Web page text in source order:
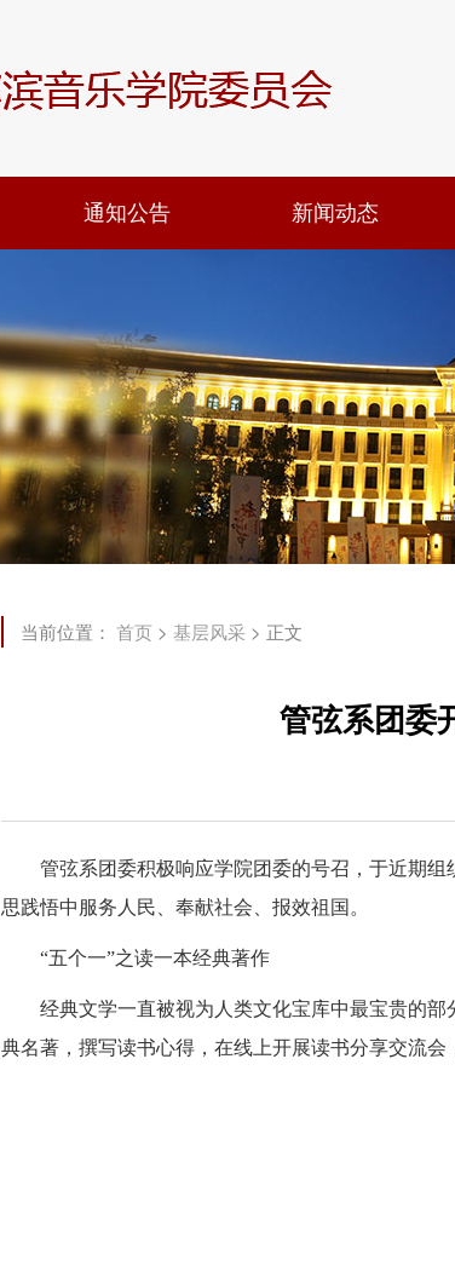
通知公告 新闻动态
当前位置： 首页 > 基层风采 > 正文
管弦系团委
管弦系团委积极响应学院团委的号召，于近期
思践悟中服务人民、奉献社会、报效祖国。
“五个一”之读一本经典著作
经典文学一直被视为人类文化宝库中最宝贵的
典名著，撰写读书心得，在线上开展读书分享交流会